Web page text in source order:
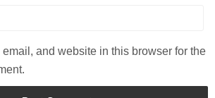
email, and website in this browser for the